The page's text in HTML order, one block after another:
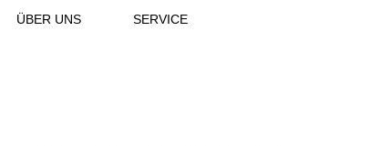
ÜBER UNS SERVICE